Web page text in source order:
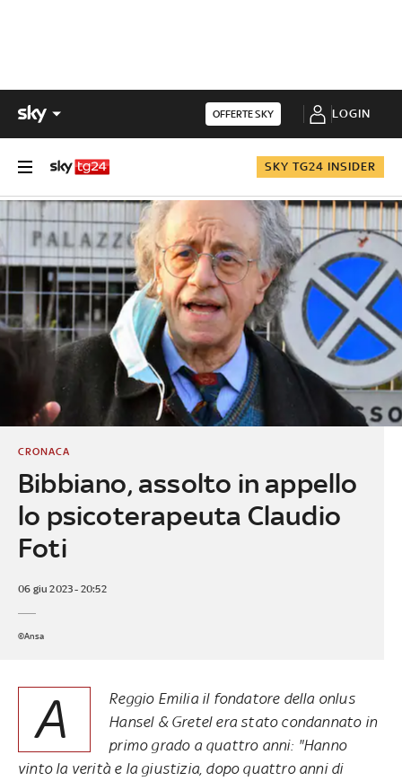
OFFERTE SKY LOGIN
SKY TG24 INSIDER
Bibbiano, assolto in appello
lo psicoterapeuta Claudio
Foti
CRONACA
06 giu 2023 - 20:52
©Ansa
A
Reggio Emilia il fondatore della onlus
Hansel & Gretel era stato condannato in
primo grado a quattro anni: "Hanno
vinto la verità e la giustizia, dopo quattro anni di